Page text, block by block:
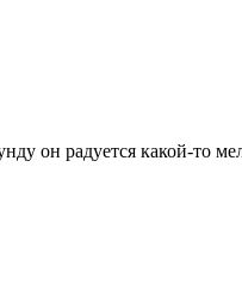
он радуется какой-то